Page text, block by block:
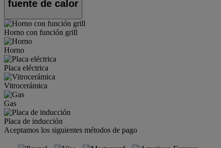
fuente de calor
Horno con función grill
Horno
Placa eléctrica
Vitrocerámica
Gas
Placa de inducción
Aceptamos los siguientes métodos de pago